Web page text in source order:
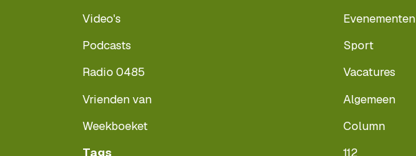
Video's
Podcasts
Radio 0485
Vrienden van
Weekboeket
Tags
Evenementen
Sport
Vacatures
Algemeen
Column
112